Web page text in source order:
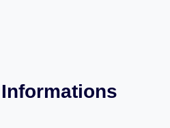
Informations